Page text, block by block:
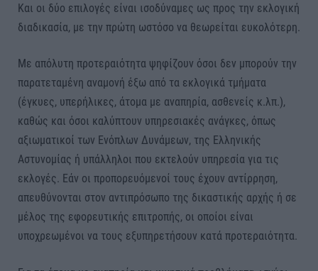
Και οι δύο επιλογές είναι ισοδύναμες ως προς την εκλογική
διαδικασία, με την πρώτη ωστόσο να θεωρείται ευκολότερη.
Με απόλυτη προτεραιότητα ψηφίζουν όσοι δεν μπορούν την
παρατεταμένη αναμονή έξω από τα εκλογικά τμήματα
(έγκυες, υπερήλικες, άτομα με αναπηρία, ασθενείς κ.λπ.),
καθώς και όσοι καλύπτουν υπηρεσιακές ανάγκες, όπως
αξιωματικοί των Ενόπλων Δυνάμεων, της Ελληνικής
Αστυνομίας ή υπάλληλοι που εκτελούν υπηρεσία για τις
εκλογές. Εάν οι προπορευόμενοί τους έχουν αντίρρηση,
απευθύνονται στον αντιπρόσωπο της δικαστικής αρχής ή σε
μέλος της εφορευτικής επιτροπής, οι οποίοι είναι
υποχρεωμένοι να τους εξυπηρετήσουν κατά προτεραιότητα.